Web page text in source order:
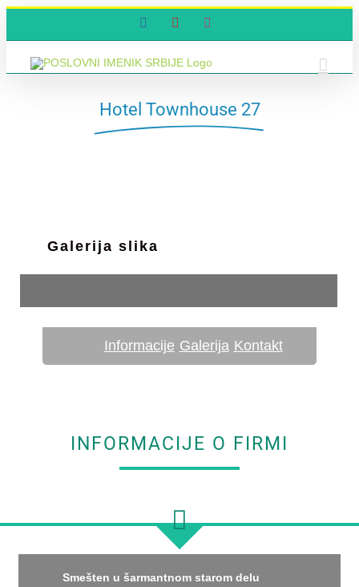
FacebookYouTube
Hotel Townhouse 27
Galerija slika
Informacije Galerija Kontakt
INFORMACIJE O FIRMI
Smešten u šarmantnom starom delu